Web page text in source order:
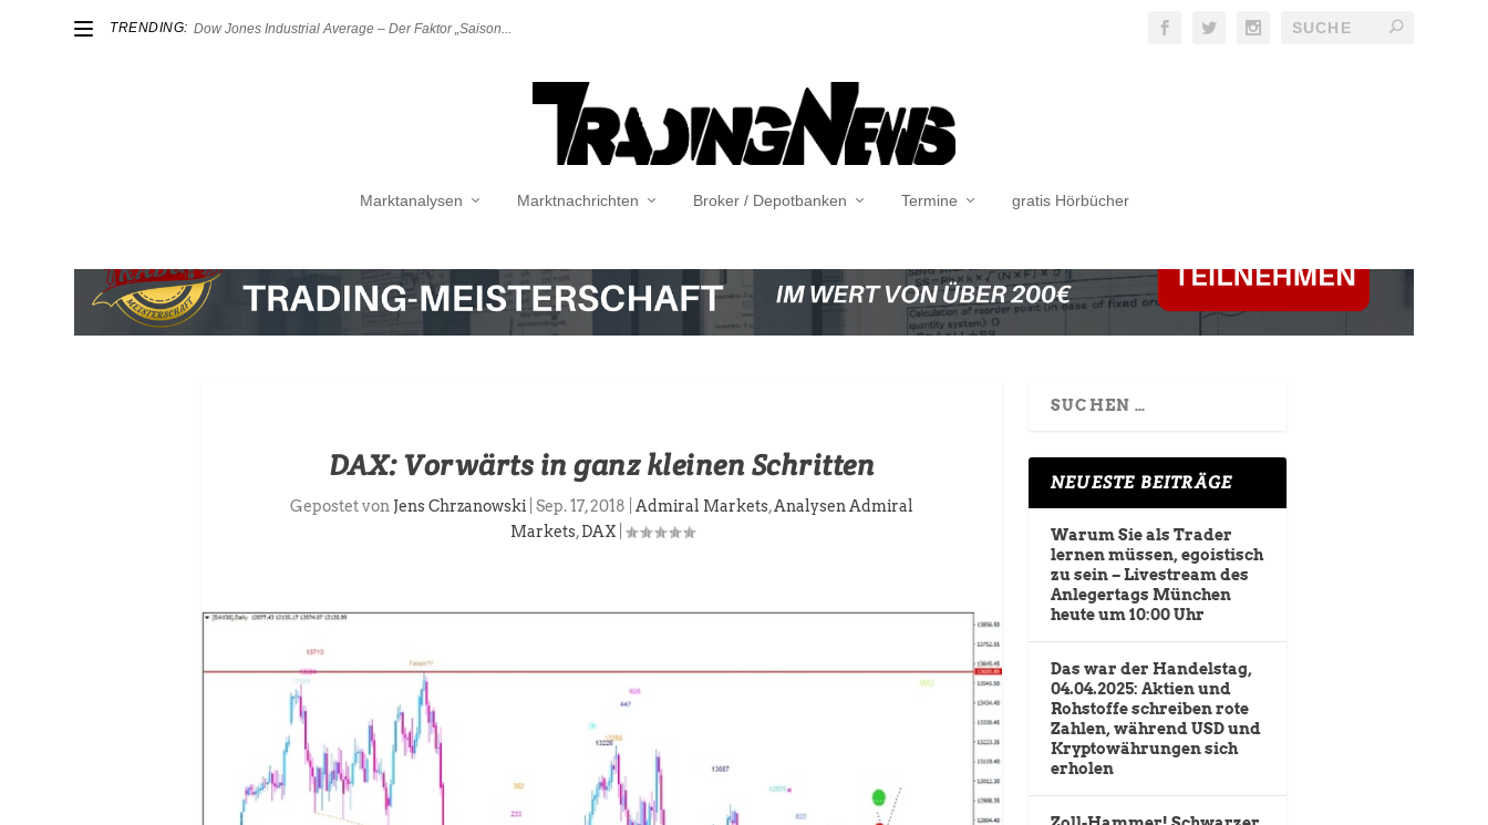
TRENDING: Dow Jones Industrial Average – Der Faktor „Saison...
Marktanalysen Marktnachrichten Broker / Depotbanken Termine gratis Hörbücher
DAX: Vorwärts in ganz kleinen Schritten
Gepostet von Jens Chrzanowski Sep. 17, 2018 Admiral Markets,Analysen Admiral
Markets,DAX|
NEUESTE BEITRÄGE
Warum Sie als Trader
lernen müssen, egoistisch
zu sein – Livestream des
Anlegertags München
heute um 10:00 Uhr
Das war der Handelstag,
04.04.2025: Aktien und
Rohstoffe schreiben rote
Zahlen, während USD und
Kryptowährungen sich
erholen